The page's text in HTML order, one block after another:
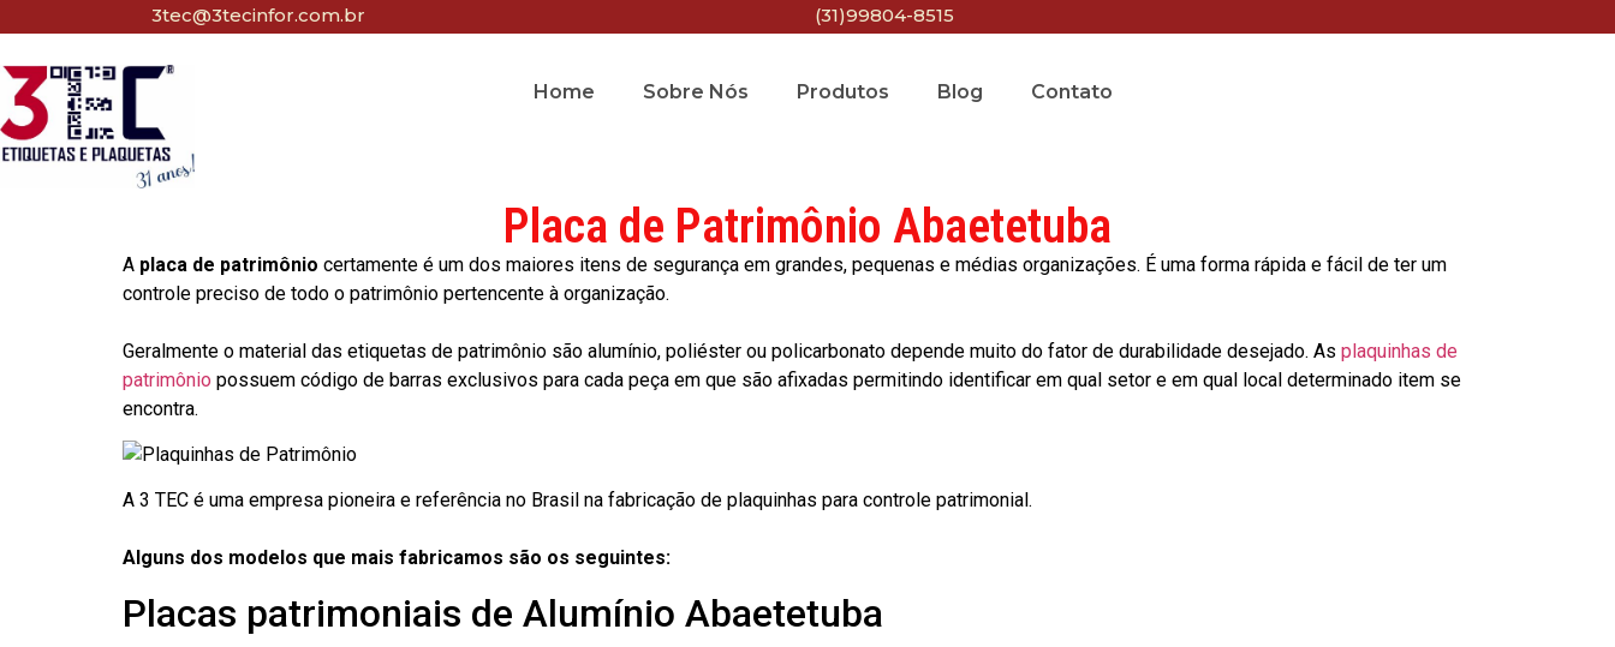
3tec@3tecinfor.com.br (31)99804-8515
Home Sobre Nós Produtos Blog Contato
Placa de Patrimônio Abaetetuba
A placa de patrimônio certamente é um dos maiores itens de segurança em grandes, pequenas e médias organizações. É uma forma rápida e fácil de ter um
controle preciso de todo o patrimônio pertencente à organização.
Geralmente o material das etiquetas de patrimônio são alumínio, poliéster ou policarbonato depende muito do fator de durabilidade desejado. As plaquinhas de
patrimônio possuem código de barras exclusivos para cada peça em que são afixadas permitindo identificar em qual setor e em qual local determinado item se
encontra.
A 3 TEC é uma empresa pioneira e referência no Brasil na fabricação de plaquinhas para controle patrimonial.
Alguns dos modelos que mais fabricamos são os seguintes:
Placas patrimoniais de Alumínio Abaetetuba